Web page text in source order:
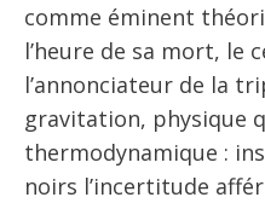
comme éminent
l’heure de sa mort, le
l’annonciateur de la
gravitation, physique
thermodynamique :
noirs l’incertitude